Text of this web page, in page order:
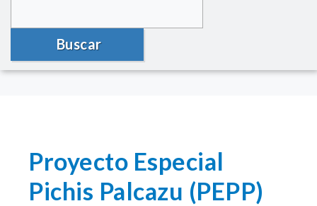
Buscar
Proyecto Especial
Pichis Palcazu (PEPP)